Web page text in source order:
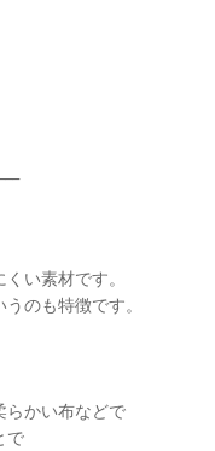
い素材です。
のも特徴です。
らかい布などで
で